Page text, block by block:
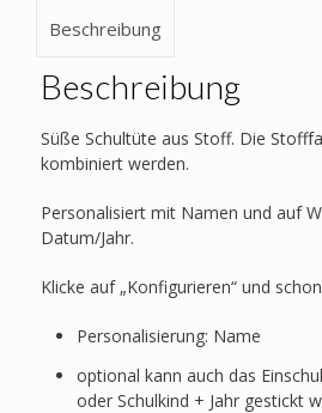
Beschreibung
Beschreibung
Süße Schultüte aus Stoff. Die
kombiniert werden.
Personalisiert mit Namen und auf
Datum/Jahr.
Klicke auf „Konfigurieren“ und
Personalisierung: Name
optional kann auch das
oder Schulkind + Jahr gestickt